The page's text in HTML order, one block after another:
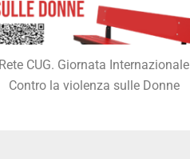
Rete CUG. Giornata Internazionale
Contro la violenza sulle Donne